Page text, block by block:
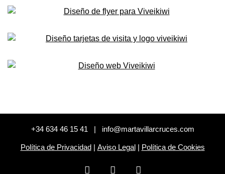
+34 634 46 15 41 | info@martavillarcruces.com
Política de Privacidad| Aviso Legal| Política de Cookies